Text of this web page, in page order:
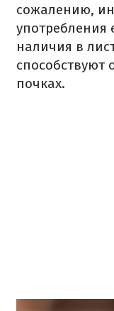
сожалению,
употребления
наличия в
способствуют
почках.